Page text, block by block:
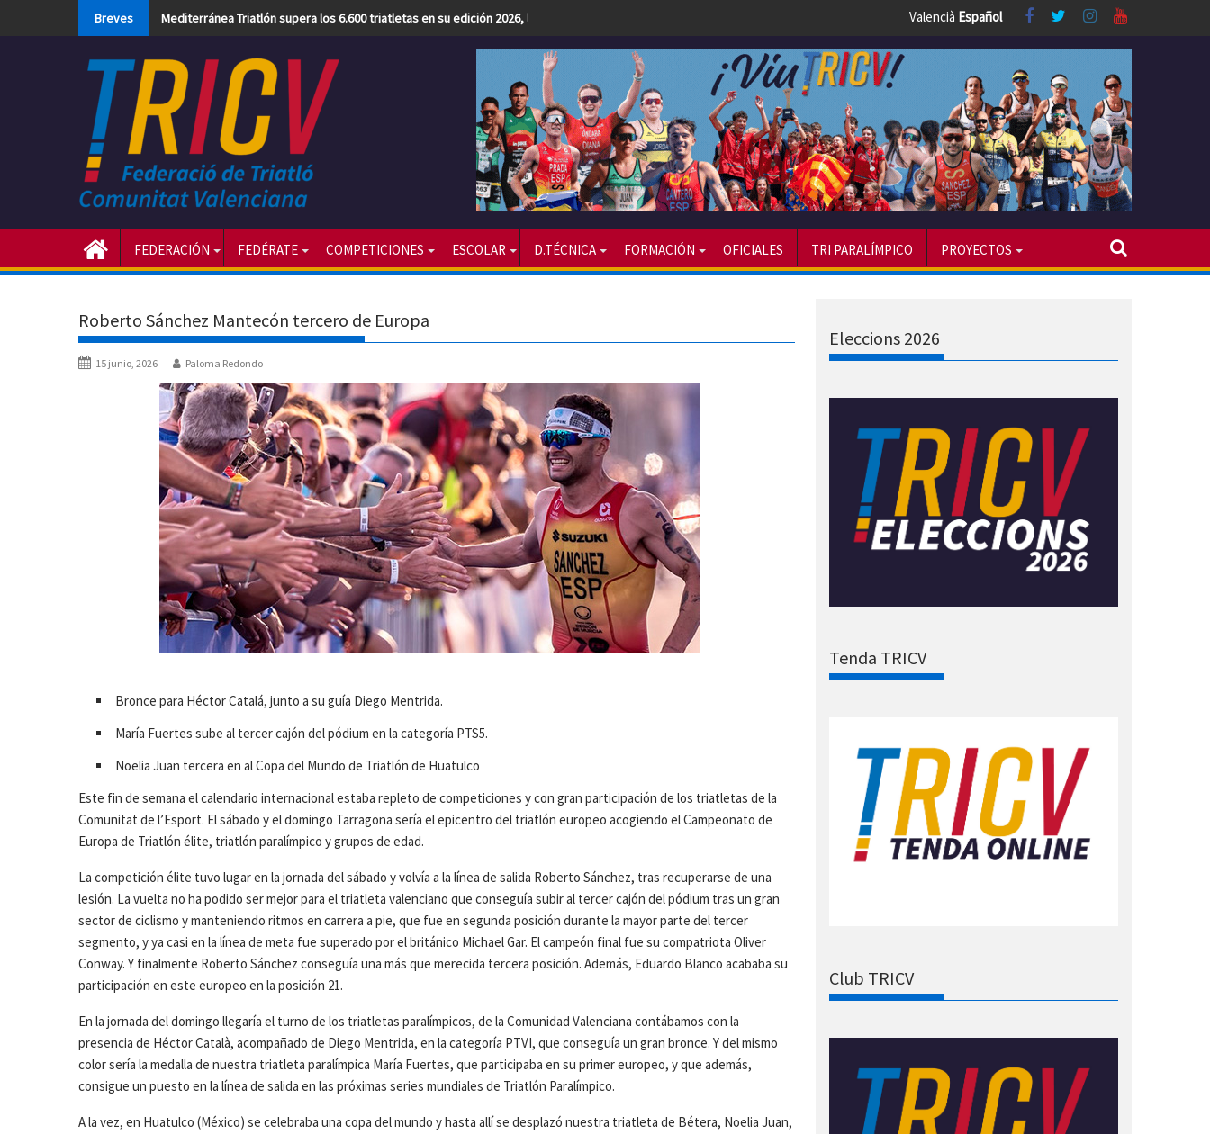
Breves Mediterránea Triatlón supera los 6.600 triatletas en su edición 2026, la más numerosa hasta la fecha Valencià Español
FEDERACIÓN FEDÉRATE COMPETICIONES ESCOLAR D.TÉCNICA FORMACIÓN OFICIALES TRI PARALÍMPICO PROYECTOS
Roberto Sánchez Mantecón tercero de Europa
15 junio, 2026 Paloma Redondo
Bronce para Héctor Catalá, junto a su guía Diego Mentrida.
María Fuertes sube al tercer cajón del pódium en la categoría PTS5.
Noelia Juan tercera en al Copa del Mundo de Triatlón de Huatulco
Este fin de semana el calendario internacional estaba repleto de competiciones y con gran participación de los triatletas de la
Comunitat de l’Esport. El sábado y el domingo Tarragona sería el epicentro del triatlón europeo acogiendo el Campeonato de
Europa de Triatlón élite, triatlón paralímpico y grupos de edad.
La competición élite tuvo lugar en la jornada del sábado y volvía a la línea de salida Roberto Sánchez, tras recuperarse de una
lesión. La vuelta no ha podido ser mejor para el triatleta valenciano que conseguía subir al tercer cajón del pódium tras un gran
sector de ciclismo y manteniendo ritmos en carrera a pie, que fue en segunda posición durante la mayor parte del tercer
segmento, y ya casi en la línea de meta fue superado por el británico Michael Gar. El campeón final fue su compatriota Oliver
Conway. Y finalmente Roberto Sánchez conseguía una más que merecida tercera posición. Además, Eduardo Blanco acababa su
participación en este europeo en la posición 21.
En la jornada del domingo llegaría el turno de los triatletas paralímpicos, de la Comunidad Valenciana contábamos con la
presencia de Héctor Català, acompañado de Diego Mentrida, en la categoría PTVI, que conseguía un gran bronce. Y del mismo
color sería la medalla de nuestra triatleta paralímpica María Fuertes, que participaba en su primer europeo, y que además,
consigue un puesto en la línea de salida en las próximas series mundiales de Triatlón Paralímpico.
A la vez, en Huatulco (México) se celebraba una copa del mundo y hasta allí se desplazó nuestra triatleta de Bétera, Noelia Juan,
Eleccions 2026
Tenda TRICV
Club TRICV